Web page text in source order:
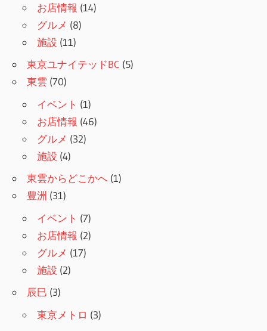
お店情報 (14)
グルメ (8)
施設 (11)
東京ユナイテッドBC (5)
東雲 (70)
イベント (1)
お店情報 (46)
グルメ (32)
施設 (4)
東雲からどこかへ (1)
豊洲 (31)
イベント (7)
お店情報 (2)
グルメ (17)
施設 (2)
辰巳 (3)
東京メトロ (3)